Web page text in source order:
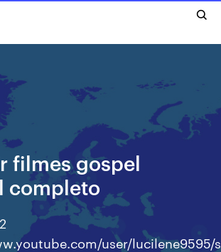
filmes gospel
completo
user/lucilene9595/